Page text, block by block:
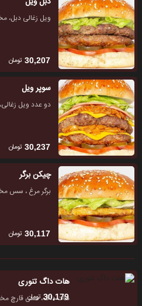
ویل زغالی
30,207 تومان
سوپر ویل
دو عدد ویل
30,237 تومان
چیکن برگر
برگر مرغ ، سس
30,117 تومان
هات داگ تنوری
هات داگ، سس قارچ
30,179 تومان